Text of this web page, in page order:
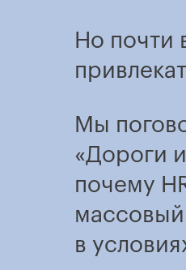
Но почти
Мы
«Дороги
почему
в